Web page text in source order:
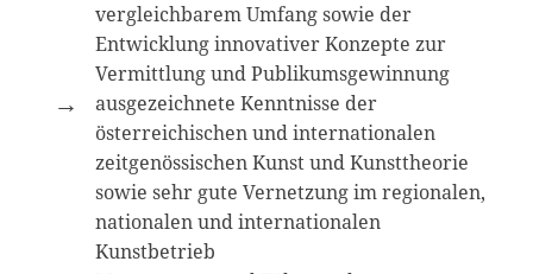
vergleichbarem Umfang sowie der
Entwicklung innovativer Konzepte zur
Vermittlung und Publikumsgewinnung
ausgezeichnete Kenntnisse der
österreichischen und internationalen
zeitgenössischen Kunst und Kunsttheorie
sowie sehr gute Vernetzung im regionalen,
nationalen und internationalen
Kunstbetrieb